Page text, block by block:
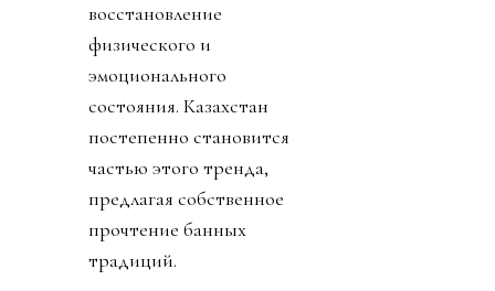
восстановление
физического и
эмоционального
состояния. Казахстан
постепенно становится
частью этого тренда,
предлагая собственное
прочтение банных
традиций.